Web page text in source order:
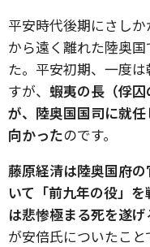
平安時代後期にさし
から遠く離れた陸奥国
た。平安初期、一度
すが、 蝦夷の長（俘囚
が、陸奥国国司に就
向かったのです。
藤原経清は陸奥国府の
いて「前九年の役」を
は悲惨極まる死を遂げ
が安倍氏についたこ